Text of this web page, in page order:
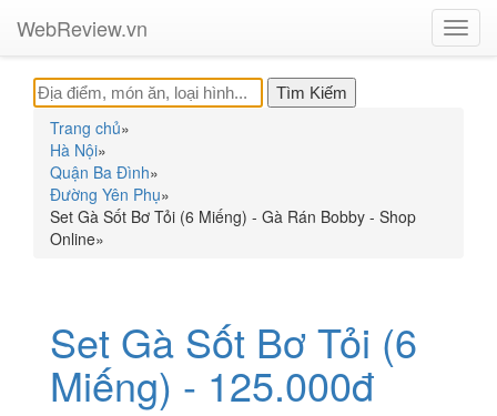
WebReview.vn
Trang chủ»
Hà Nội»
Quận Ba Đình»
Đường Yên Phụ»
Set Gà Sốt Bơ Tỏi (6 Miếng) - Gà Rán Bobby - Shop
Online»
Set Gà Sốt Bơ Tỏi (6
Miếng) - 125.000đ